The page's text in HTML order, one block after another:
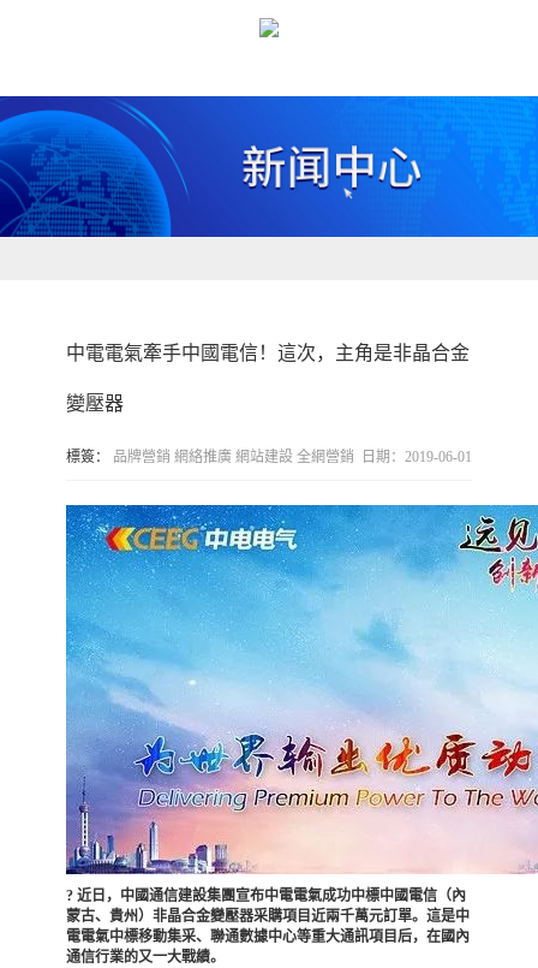
中電電氣牽手中國電信！這次，主角是非晶合金
變壓器
標簽： 品牌營銷 網絡推廣 網站建設 全網營銷 日期：2019-06-01
? 近日，中國通信建設集團宣布中電電氣成功中標中國電信（內
蒙古、貴州）非晶合金變壓器采購項目近兩千萬元訂單。這是中
電電氣中標移動集采、聯通數據中心等重大通訊項目后，在國內
通信行業的又一大戰績。